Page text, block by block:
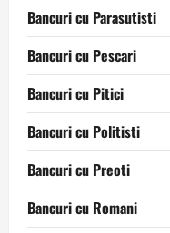
Bancuri cu Parasutisti
Bancuri cu Pescari
Bancuri cu Pitici
Bancuri cu Politisti
Bancuri cu Preoti
Bancuri cu Romani